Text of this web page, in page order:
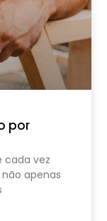
por
cada vez
apenas